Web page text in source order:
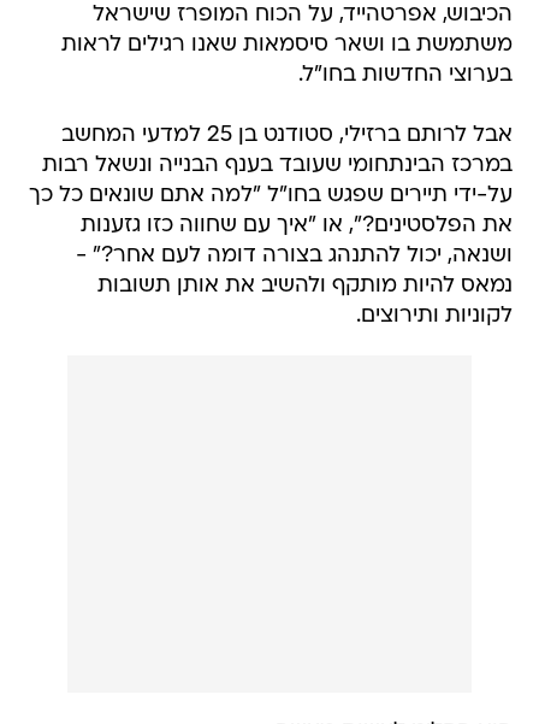
הכיבוש, אפרטהייד, על הכוח המופרז שישראל
משתמשת בו ושאר סיסמאות שאנו רגילים לראות
בערוצי החדשות בחו"ל.
אבל לרותם ברזילי, סטודנט בן 25 למדעי המחשב
במרכז הבינתחומי שעובד בענף הבנייה ונשאל רבות
על-ידי תיירים שפגש בחו"ל "למה אתם שונאים כל כך
את הפלסטינים?", או "איך עם שחווה כזו גזענות
ושנאה, יכול להתנהג בצורה דומה לעם אחר?" -
נמאס להיות מותקף ולהשיב את אותן תשובות
לקוניות ותירוצים.